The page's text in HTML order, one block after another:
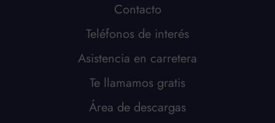
Contacto
Teléfonos de interés
Asistencia en carretera
Te llamamos gratis
Área de descargas